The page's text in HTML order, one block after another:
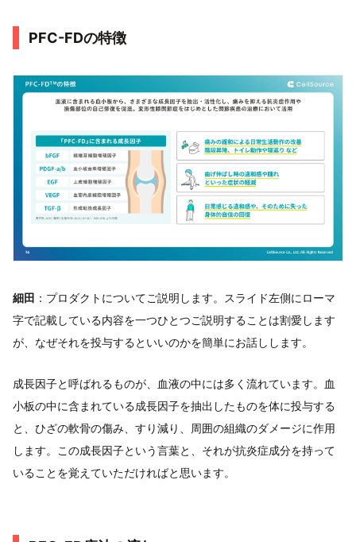
PFC-FDの特徴
細田 ：プロダクトについてご説明します。スライド左側にローマ
字で記載している内容を一つひとつご説明することは割愛します
が、なぜそれを投与するといいのかを簡単にお話しします。
成長因子と呼ばれるものが、血液の中には多く流れています。血
小板の中に含まれている成長因子を抽出したものを体に投与する
と、ひざの軟骨の傷み、すり減り、周囲の組織のダメージに作用
します。この成長因子という言葉と、それが抗炎症成分を持って
いることを覚えていただければと思います。